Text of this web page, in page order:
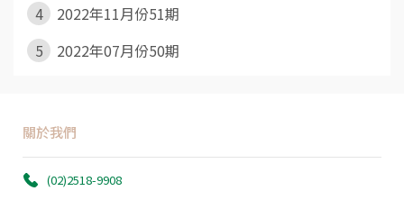
4
2022年11月份51期
5
2022年07月份50期
關於我們
(02)2518-9908